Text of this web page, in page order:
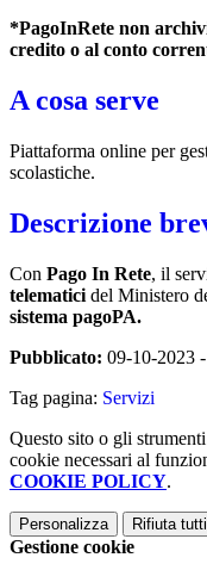
*PagoInRete non
credito o al conto
A cosa serve
Piattaforma online per
scolastiche.
Descrizione
Con Pago In Rete, il
telematici del Ministero
sistema pagoPA.
Pubblicato: 09-10-2023 -
Tag pagina: Servizi
Questo sito o gli
cookie necessari al
COOKIE POLICY.
Personalizza Rifiuta tutti
Gestione cookie